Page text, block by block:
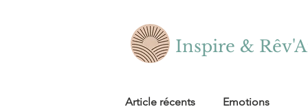
Inspire &
Article récents Emotions